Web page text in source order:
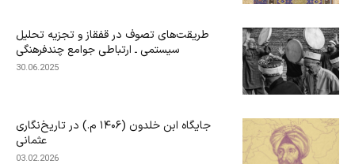
طریقت‌های تصوف در قفقاز و تجزیه تحلیل
سیستمی ـ ارتباطی جوامع چندفرهنگی
30.06.2025
جایگاه ابن‌ خلدون (۱۴۰۶ م.) در تاریخ‌نگاری
عثمانی
03.02.2026